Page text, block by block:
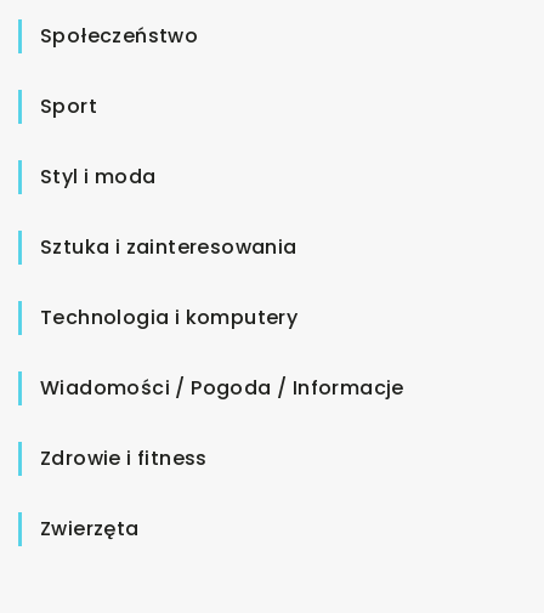
Społeczeństwo
Sport
Styl i moda
Sztuka i zainteresowania
Technologia i komputery
Wiadomości / Pogoda / Informacje
Zdrowie i fitness
Zwierzęta